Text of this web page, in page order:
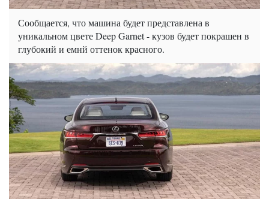
Сообщается, что машина будет представлена в
уникальном цвете Deep Garnet - кузов будет покрашен в
глубокий и емнй оттенок красного.